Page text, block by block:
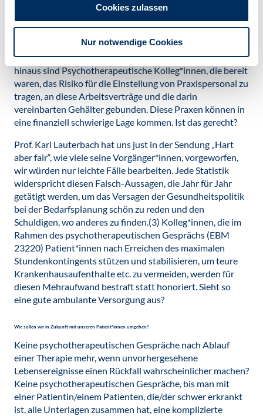
Cookies zulassen
Nur notwendige Cookies
überwiegend Einzeltherapie; vergütet über die EBM
35131). Für einen Bericht an den Gutachter brauchen
Kolleg*innen im Schnitt zwei bis drei Arbeitsstunden – die
aktuelle Vergütung entspricht also bereits jetzt nicht
annähernd dem tatsächlichen Arbeits­aufwand. Darüber
hinaus sind Psychotherapeutische Kolleg*innen, die bereit
waren, das Risiko für die Einstellung von Praxispersonal zu
tragen, an diese Arbeitsverträge und die darin
vereinbarten Ge­hälter gebunden. Diese Praxen können in
eine finanziell schwierige Lage kommen. Ist das gerecht?
Prof. Karl Lauterbach hat uns just in der Sendung „Hart
aber fair“, wie viele seine Vorgänger*innen, vorgeworfen,
wir würden nur leichte Fälle bearbeiten. Jede Statistik
widerspricht diesen Falsch-Aussagen, die Jahr für Jahr
getätigt werden, um das Versagen der Gesundheitspolitik
bei der Bedarfsplanung schön zu reden und den
Schuldigen, wo anderes zu finden.(3) Kolleg*innen, die im
Rahmen des psychotherapeutischen Gesprächs (EBM
23220) Patient*innen nach Erreichen des maximalen
Stundenkontingents stützen und stabilisieren, um teure
Krankenhausaufenthalte etc. zu vermeiden, werden für
diesen Mehraufwand bestraft statt honoriert. Sieht so
eine gute ambulante Versorgung aus?
Wie sollen wir in Zukunft mit unseren Patient*innen umgehen?
Keine psychotherapeutischen Gespräche nach Ablauf
einer Therapie mehr, wenn unvorher­gese­hene
Lebensereignisse einen Rückfall wahrscheinlicher machen?
Keine psychotherapeutischen Gespräche, bis man mit
einer Patientin/einem Patienten, die/der schwer erkrankt
ist, alle Unterlagen zusammen hat, eine komplizierte